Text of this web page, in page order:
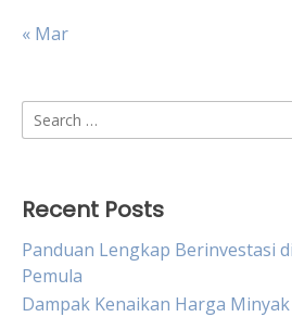
« Mar
Search
for:
Recent Posts
Panduan Lengkap Berinvestasi
Pemula
Dampak Kenaikan Harga